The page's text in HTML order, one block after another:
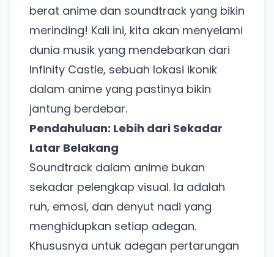
berat anime dan soundtrack yang bikin
merinding! Kali ini, kita akan menyelami
dunia musik yang mendebarkan dari
Infinity Castle, sebuah lokasi ikonik
dalam anime yang pastinya bikin
jantung berdebar.
Pendahuluan: Lebih dari Sekadar
Latar Belakang
Soundtrack dalam anime bukan
sekadar pelengkap visual. Ia adalah
ruh, emosi, dan denyut nadi yang
menghidupkan setiap adegan.
Khususnya untuk adegan pertarungan